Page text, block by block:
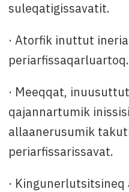
suleqatigissavatit.
· Atorfik inuttut
periarfissaqarluartoq.
· Meeqqat,
qajannartumik
allaanerusumik
periarfissarissavat.
· Kingunerlutsitsineq